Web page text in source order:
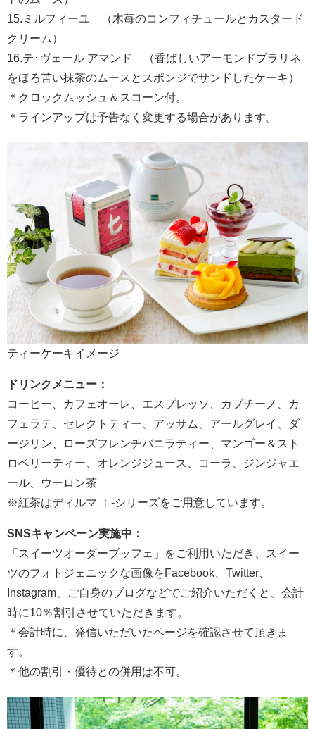
15.ミルフィーユ （木苺のコンフィチュールとカスタード
クリーム）
16.テ･ヴェール アマンド （香ばしいアーモンドプラリネ
をほろ苦い抹茶のムースとスポンジでサンドしたケーキ）
＊クロックムッシュ＆スコーン付。
＊ラインアップは予告なく変更する場合があります。
ティーケーキイメージ
ドリンクメニュー：
コーヒー、カフェオーレ、エスプレッソ、カプチーノ、カ
フェラテ、セレクトティー、アッサム、アールグレイ、ダ
ージリン、ローズフレンチバニラティー、マンゴー＆スト
ロベリーティー、オレンジジュース、コーラ、ジンジャエ
ール、ウーロン茶
※紅茶はディルマ ｔ-シリーズをご用意しています。
SNSキャンペーン実施中：
「スイーツオーダーブッフェ」をご利用いただき、スイー
ツのフォトジェニックな画像をFacebook、Twitter、
Instagram、ご自身のブログなどでご紹介いただくと、会計
時に10％割引させていただきます。
＊会計時に、発信いただいたページを確認させて頂きま
す。
＊他の割引・優待との併用は不可。